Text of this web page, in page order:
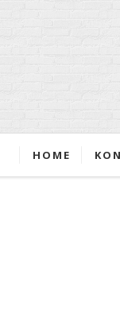
HOME